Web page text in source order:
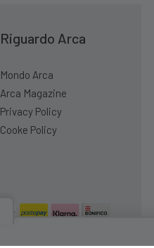
Riguardo Arca
Mondo Arca
Arca Magazine
Privacy Policy
Cooke Policy